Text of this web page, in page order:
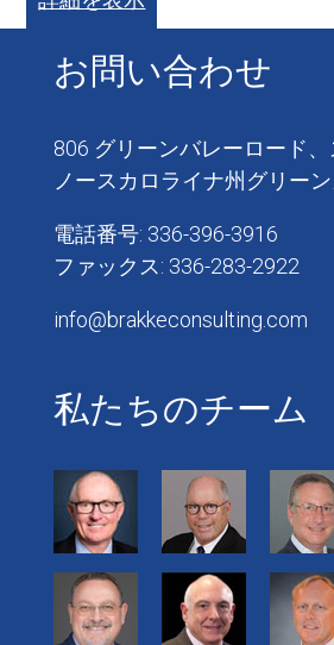
お問い合わせ
806 グリーンバレーロード
ノースカロライナ州グリー
電話番号: 336-396-3916
ファックス: 336-283-2922
info@brakkeconsulting.com
私たちのチーム